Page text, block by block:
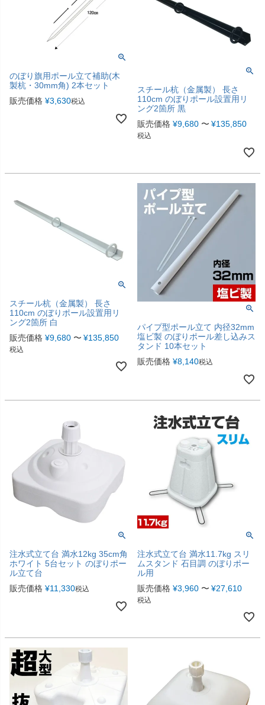
のぼり旗用ポール立て補助(木
製杭・30mm角) 2本セット
販売価格 ¥3,630税込
スチール杭（金属製） 長さ
110cm のぼりポール設置用リ
ング2箇所 黒
販売価格 ¥9,680 〜 ¥135,850
税込
スチール杭（金属製） 長さ
110cm のぼりポール設置用リ
ング2箇所 白
販売価格 ¥9,680 〜 ¥135,850
税込
パイプ型ポール立て 内径32mm
塩ビ製 のぼりポール差し込みス
タンド 10本セット
販売価格 ¥8,140税込
注水式立て台 満水12kg 35cm角
ホワイト 5台セット のぼりポー
ル立て台
販売価格 ¥11,330税込
注水式立て台 満水11.7kg スリ
ムスタンド 石目調 のぼりポー
ル用
販売価格 ¥3,960 〜 ¥27,610
税込